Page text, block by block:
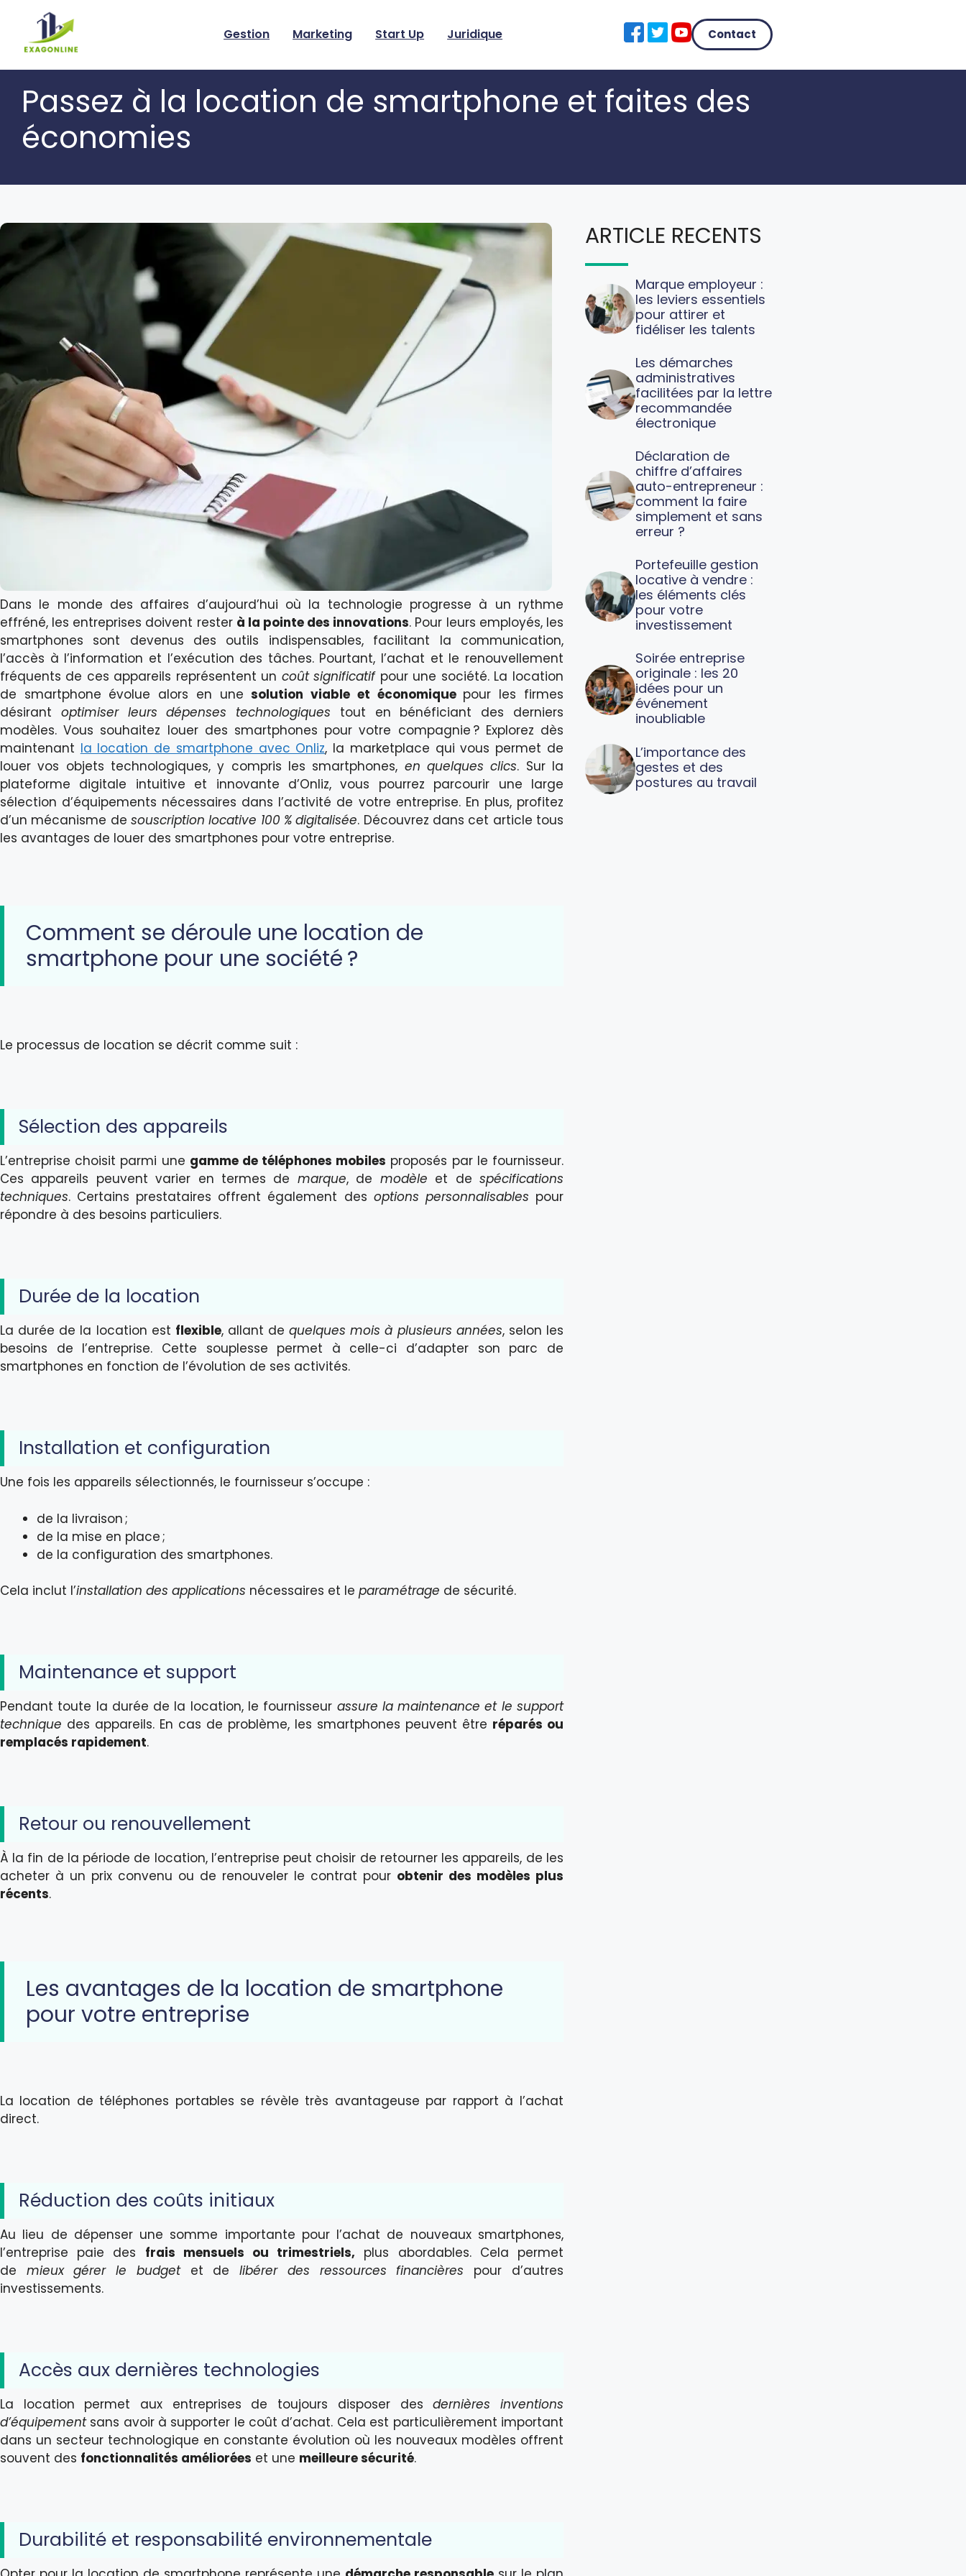
content
Gestion Marketing Start Up Juridique Contact
Passez à la location de smartphone et faites des
économies
Dans le monde des affaires d’aujourd’hui où la technologie progresse à un rythme
effréné, les entreprises doivent rester à la pointe des innovations. Pour leurs employés, les
smartphones sont devenus des outils indispensables, facilitant la communication,
l’accès à l’information et l’exécution des tâches. Pourtant, l’achat et le renouvellement
fréquents de ces appareils représentent un coût significatifpour une société. La location
de smartphone évolue alors en unesolution viable et économique pour les firmes
désirant optimiser leurs dépenses technologiques tout en bénéficiant des derniers
modèles. Vous souhaitez louer des smartphones pour votre compagnie ? Explorez dès
maintenant la location de smartphone avec Onliz, la marketplace qui vous permet de
louer vos objets technologiques, y compris les smartphones, en quelques clics. Sur la
plateforme digitale intuitive et innovante d’Onliz, vous pourrez parcourir une large
sélection d’équipements nécessaires dans l’activité de votre entreprise. En plus, profitez
d’un mécanisme de souscription locative 100 % digitalisée. Découvrez dans cet article tous
les avantages de louer des smartphones pour votre entreprise.
Comment se déroule une location de
smartphone pour une société ?
Le processus de location se décrit comme suit :
Sélection des appareils
L’entreprise choisit parmi une gamme de téléphones mobiles proposés par le fournisseur.
Ces appareils peuvent varier en termes de marque, de modèle et de spécifications
techniques. Certains prestataires offrent également des options personnalisables pour
répondre à des besoins particuliers.
Durée de la location
La durée de la location est flexible, allant dequelques mois à plusieurs années, selon les
besoins de l’entreprise. Cette souplesse permet à celle-ci d’adapter son parc de
smartphones en fonction de l’évolution de ses activités.
Installation et configuration
Une fois les appareils sélectionnés, le fournisseur s’occupe :
de la livraison ;
de la mise en place ;
de la configuration des smartphones.
Cela inclut l’installation des applications nécessaires et le paramétrage de sécurité.
Maintenance et support
Pendant toute la durée de la location, le fournisseur assure la maintenance et le support
technique des appareils. En cas de problème, les smartphones peuvent être réparés ou
remplacés rapidement.
Retour ou renouvellement
À la fin de la période de location, l’entreprise peut choisir de retourner les appareils, de les
acheter à un prix convenu ou de renouveler le contrat pour obtenir des modèles plus
récents.
Les avantages de la location de smartphone
pour votre entreprise
La location de téléphones portables se révèle très avantageuse par rapport à l’achat
direct.
Réduction des coûts initiaux
Au lieu de dépenser une somme importante pour l’achat de nouveaux smartphones,
l’entreprise paie des frais mensuels ou trimestriels, plus abordables. Cela permet
de mieux gérer le budgetet delibérer des ressources financières pour d’autres
investissements.
Accès aux dernières technologies
La location permet aux entreprises de toujours disposer desdernières inventions
d’équipementsans avoir à supporter le coût d’achat. Cela est particulièrement important
dans un secteur technologique en constante évolution où les nouveaux modèles offrent
souvent des fonctionnalités améliorées et une meilleure sécurité.
Durabilité et responsabilité environnementale
ARTICLE RECENTS
Marque employeur :
les leviers essentiels
pour attirer et
fidéliser les talents
Les démarches
administratives
facilitées par la lettre
recommandée
électronique
Déclaration de
chiffre d’affaires
auto-entrepreneur :
comment la faire
simplement et sans
erreur ?
Portefeuille gestion
locative à vendre :
les éléments clés
pour votre
investissement
Soirée entreprise
originale : les 20
idées pour un
événement
inoubliable
L’importance des
gestes et des
postures au travail